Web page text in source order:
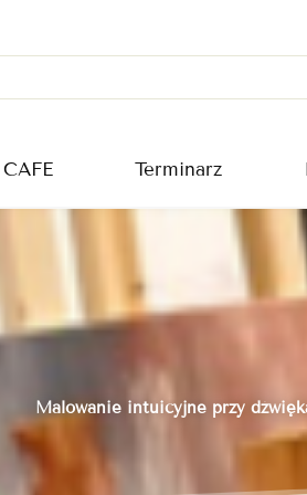
Terminarz
Malowanie intuicyjne przy